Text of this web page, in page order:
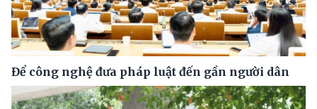
Để công nghệ đưa pháp luật đến gần người dân